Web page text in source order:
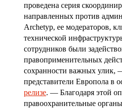
проведена серия
направленных против
Archetyp, ее модераторов,
технической
сотрудников были
правоприменительных
сохранности важных улик,
представители Европола в
релизе. — Благодаря этой
правоохранительные